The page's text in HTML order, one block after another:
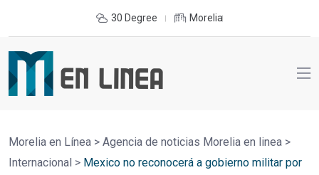
30 Degree Morelia
Morelia en Línea > Agencia de noticias Morelia en linea >
Internacional > Mexico no reconocerá a gobierno militar por